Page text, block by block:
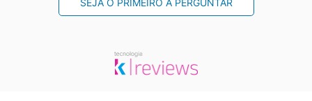
SEJA O PRIMEIRO A PERGUNTAR